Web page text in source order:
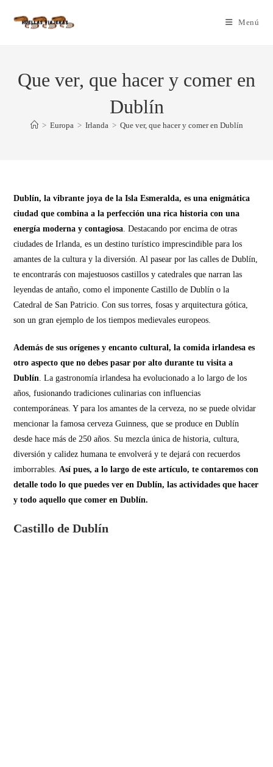
Menú
Que ver, que hacer y comer en
Dublín
> Europa > Irlanda > Que ver, que hacer y comer en Dublín
Dublín, la vibrante joya de la Isla Esmeralda, es una enigmática
ciudad que combina a la perfección una rica historia con una
energía moderna y contagiosa. Destacando por encima de otras
ciudades de Irlanda, es un destino turístico imprescindible para los
amantes de la cultura y la diversión. Al pasear por las calles de Dublín,
te encontrarás con majestuosos castillos y catedrales que narran las
leyendas de antaño, como el imponente Castillo de Dublín o la
Catedral de San Patricio. Con sus torres, fosas y arquitectura gótica,
son un gran ejemplo de los tiempos medievales europeos.
Además de sus orígenes y encanto cultural, la comida irlandesa es
otro aspecto que no debes pasar por alto durante tu visita a
Dublín. La gastronomía irlandesa ha evolucionado a lo largo de los
años, fusionando tradiciones culinarias con influencias
contemporáneas. Y para los amantes de la cerveza, no se puede olvidar
mencionar la famosa cerveza Guinness, que se produce en Dublín
desde hace más de 250 años. Su mezcla única de historia, cultura,
diversión y calidez humana te envolverá y te dejará con recuerdos
imborrables.Así pues, a lo largo de este artículo, te contaremos con
detalle todo lo que puedes ver en Dublín, las actividades que hacer
y todo aquello que comer en Dublín.
Castillo de Dublín